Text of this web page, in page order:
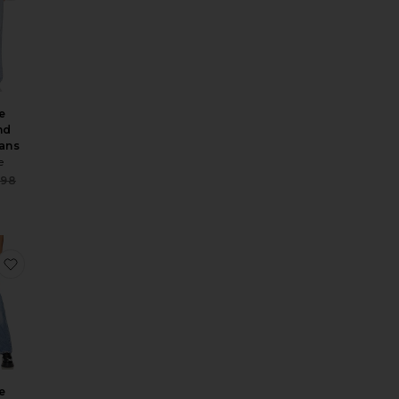
Long Jeans
VINTAGE PERSONALIZADO